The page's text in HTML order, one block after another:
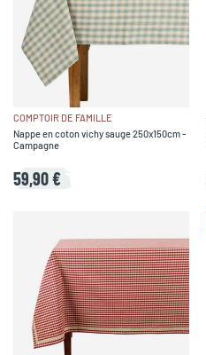
COMPTOIR DE FAMILLE
Nappe en coton vichy sauge 250x150cm -
Campagne
59,90 €